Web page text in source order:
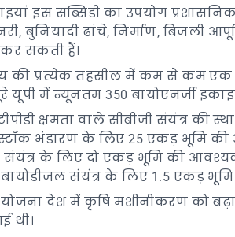
इस सब्सिडी का उपयोग
बुनियादी ढांचे, निर्माण, बिजली
सकती हैं।
की प्रत्येक तहसील में कम से कम एक
यूपी में न्यूनतम 350 बायोएनर्जी
टीपीडी क्षमता वाले सीबीजी संयंत्र
भंडारण के लिए 25 एकड़ भूमि की
के लिए दो एकड़ भूमि की
संयंत्र के लिए 1.5 एकड़
योजना देश में कृषि मशीनीकरण को
थी।